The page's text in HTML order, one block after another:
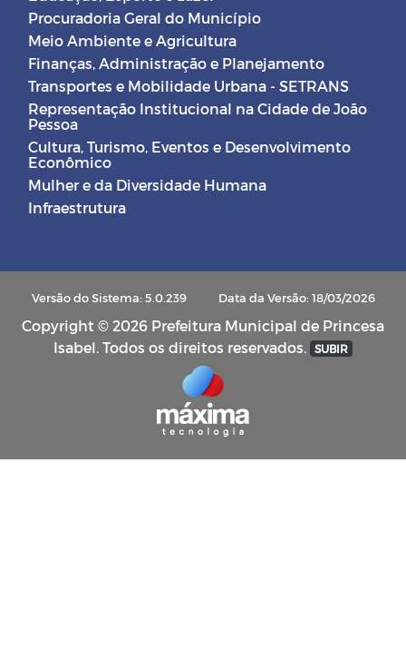
Procuradoria Geral do Município
Meio Ambiente e Agricultura
Finanças, Administração e Planejamento
Transportes e Mobilidade Urbana - SETRANS
Representação Institucional na Cidade de João
Pessoa
Cultura, Turismo, Eventos e Desenvolvimento
Econômico
Mulher e da Diversidade Humana
Infraestrutura
Versão do Sistema: 5.0.239 Data da Versão: 18/03/2026
Copyright © 2026 Prefeitura Municipal de Princesa
Isabel. Todos os direitos reservados. SUBIR